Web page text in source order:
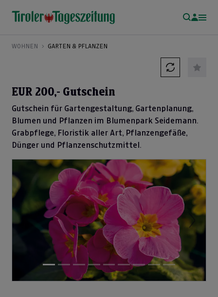
WOHNEN GARTEN & PFLANZEN
EUR 200,- Gutschein
Gutschein für Gartengestaltung, Gartenplanung,
Blumen und Pflanzen im Blumenpark Seidemann.
Grabpflege, Floristik aller Art, Pflanzengefäße,
Dünger und Pflanzenschutzmittel.
Previous Next